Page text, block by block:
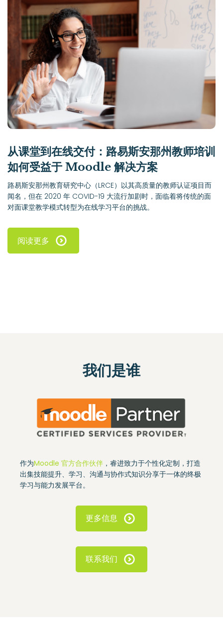
从课堂到在线交付：路易斯安那州教师培训
如何受益于 Moodle 解决方案
路易斯安那州教育研究中心（LRCE）以其高质量的教师认证项目而
闻名，但在 2020 年 COVID-19 大流行加剧时，面临着将传统的面
对面课堂教学模式转型为在线学习平台的挑战。
阅读更多
我们是谁
作为Moodle 官方合作伙伴 ，睿进致力于个性化定制，打造
出集技能提升、学习、沟通与协作式知识分享于一体的终极
学习与能力发展平台。
更多信息
联系我们